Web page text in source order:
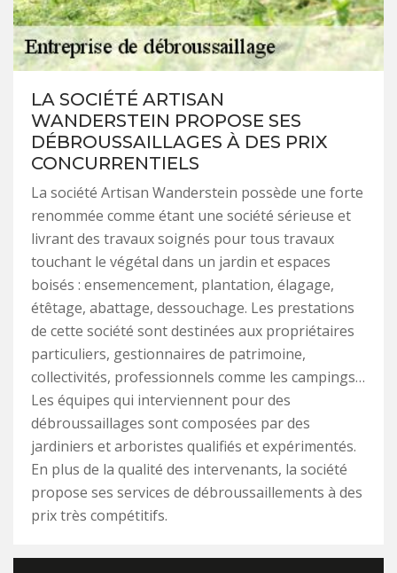
LA SOCIÉTÉ ARTISAN
WANDERSTEIN PROPOSE SES
DÉBROUSSAILLAGES À DES PRIX
CONCURRENTIELS
La société Artisan Wanderstein possède une forte
renommée comme étant une société sérieuse et
livrant des travaux soignés pour tous travaux
touchant le végétal dans un jardin et espaces
boisés : ensemencement, plantation, élagage,
étêtage, abattage, dessouchage. Les prestations
de cette société sont destinées aux propriétaires
particuliers, gestionnaires de patrimoine,
collectivités, professionnels comme les campings…
Les équipes qui interviennent pour des
débroussaillages sont composées par des
jardiniers et arboristes qualifiés et expérimentés.
En plus de la qualité des intervenants, la société
propose ses services de débroussaillements à des
prix très compétitifs.